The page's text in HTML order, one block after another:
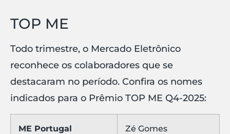
TOP ME
Todo trimestre, o Mercado Eletrônico
reconhece os colaboradores que se
destacaram no período. Confira os nomes
indicados para o Prêmio TOP ME Q4-2025:
ME Portugal Zé Gomes